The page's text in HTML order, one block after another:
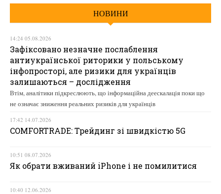
НОВИНИ
14:24 05.08.2026
Зафіксовано незначне послаблення
антиукраїнської риторики у польському
інфопросторі, але ризики для українців
залишаються – дослідження
Втім, аналітики підкреслюють, що інформаційна деескалація поки що
не означає зниження реальних ризиків для українців
17:42 14.07.2026
COMFORTRADE: Трейдинг зі швидкістю 5G
10:51 08.07.2026
Як обрати вживаний iPhone і не помилитися
10:40 12.06.2026